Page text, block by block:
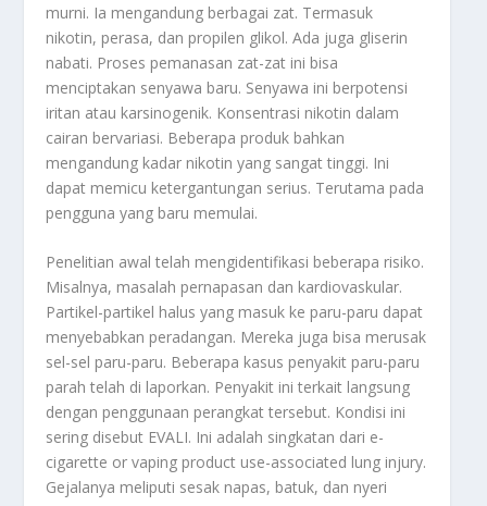
murni. Ia mengandung berbagai zat. Termasuk
nikotin, perasa, dan propilen glikol. Ada juga gliserin
nabati. Proses pemanasan zat-zat ini bisa
menciptakan senyawa baru. Senyawa ini berpotensi
iritan atau karsinogenik. Konsentrasi nikotin dalam
cairan bervariasi. Beberapa produk bahkan
mengandung kadar nikotin yang sangat tinggi. Ini
dapat memicu ketergantungan serius. Terutama pada
pengguna yang baru memulai.
Penelitian awal telah mengidentifikasi beberapa risiko.
Misalnya, masalah pernapasan dan kardiovaskular.
Partikel-partikel halus yang masuk ke paru-paru dapat
menyebabkan peradangan. Mereka juga bisa merusak
sel-sel paru-paru. Beberapa kasus penyakit paru-paru
parah telah di laporkan. Penyakit ini terkait langsung
dengan penggunaan perangkat tersebut. Kondisi ini
sering disebut EVALI. Ini adalah singkatan dari e-
cigarette or vaping product use-associated lung injury.
Gejalanya meliputi sesak napas, batuk, dan nyeri